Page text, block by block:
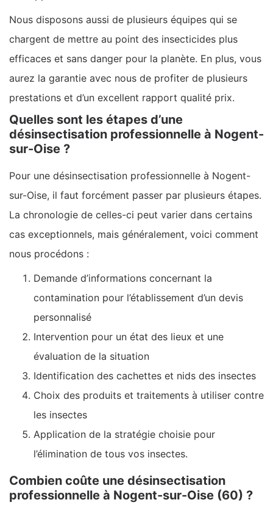
Nous disposons aussi de plusieurs équipes qui se
chargent de mettre au point des insecticides plus
efficaces et sans danger pour la planète. En plus, vous
aurez la garantie avec nous de profiter de plusieurs
prestations et d’un excellent rapport qualité prix.
Quelles sont les étapes d’une
désinsectisation professionnelle à Nogent-
sur-Oise ?
Pour une désinsectisation professionnelle à Nogent-
sur-Oise, il faut forcément passer par plusieurs étapes.
La chronologie de celles-ci peut varier dans certains
cas exceptionnels, mais généralement, voici comment
nous procédons :
Demande d’informations concernant la
contamination pour l’établissement d’un devis
personnalisé
Intervention pour un état des lieux et une
évaluation de la situation
Identification des cachettes et nids des insectes
Choix des produits et traitements à utiliser contre
les insectes
Application de la stratégie choisie pour
l’élimination de tous vos insectes.
Combien coûte une désinsectisation
professionnelle à Nogent-sur-Oise (60) ?